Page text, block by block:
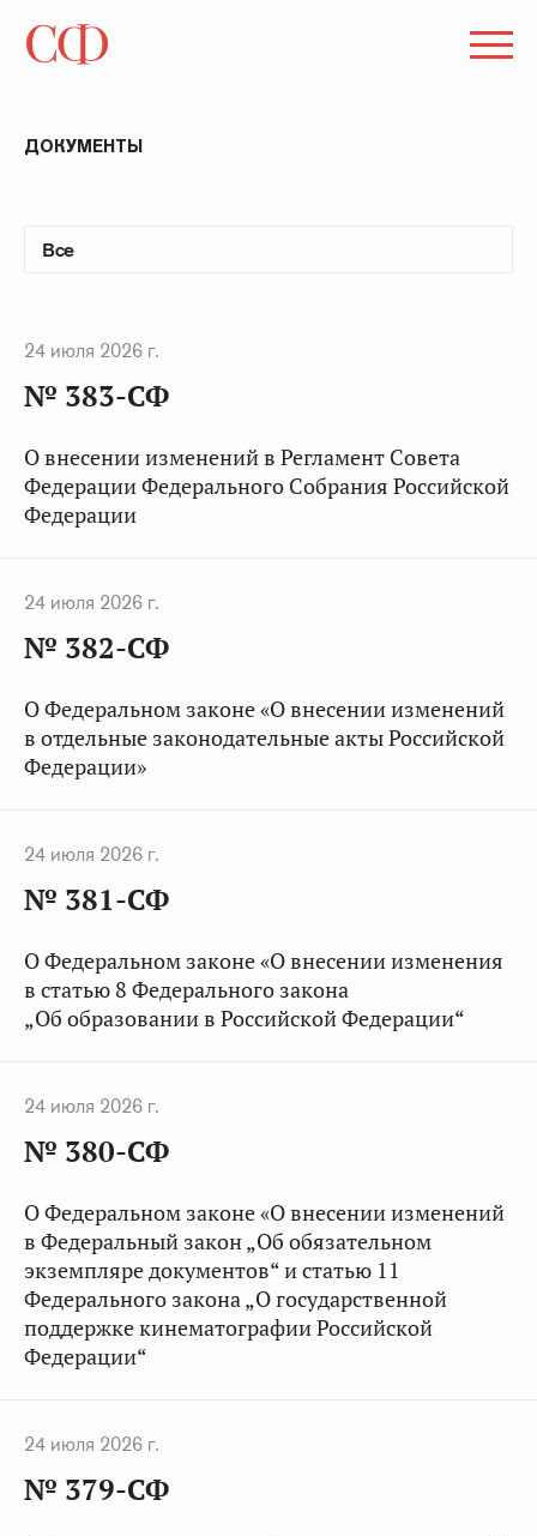
ДОКУМЕНТЫ
24 июля 2026 г.
№ 383-СФ
О внесении изменений в Регламент Совета
Федерации Федерального Собрания Российской
Федерации
24 июля 2026 г.
№ 382-СФ
О Федеральном законе «О внесении изменений
в отдельные законодательные акты Российской
Федерации»
24 июля 2026 г.
№ 381-СФ
О Федеральном законе «О внесении изменения
в статью 8 Федерального закона
„Об образовании в Российской Федерации“
24 июля 2026 г.
№ 380-СФ
О Федеральном законе «О внесении изменений
в Федеральный закон „Об обязательном
экземпляре документов“ и статью 11
Федерального закона „О государственной
поддержке кинематографии Российской
Федерации“
24 июля 2026 г.
№ 379-СФ